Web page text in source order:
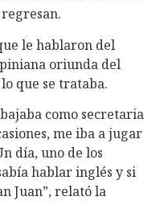
le hablaron del
oriunda del
que se trataba.
como secretaria
me iba a jugar
día, uno de los
hablar inglés y si
Juan”, relató la